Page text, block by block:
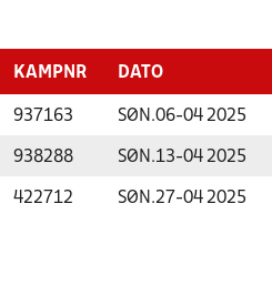
KAMPNR DATO
937163 SØN.06-04 2025
938288 SØN.13-04 2025
422712 SØN.27-04 2025